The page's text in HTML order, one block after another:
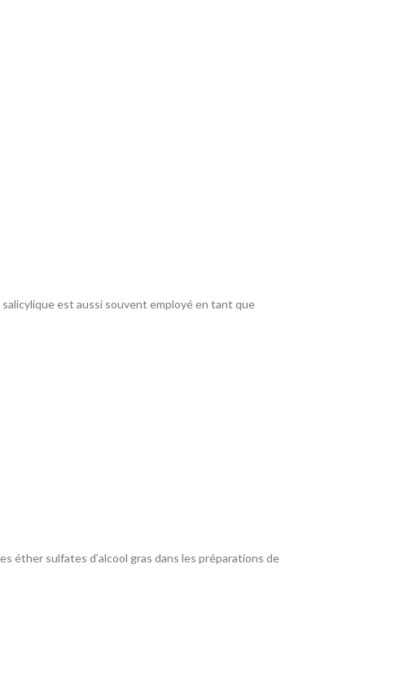
est aussi souvent employé en tant que
éther sulfates d’alcool gras dans les préparations de